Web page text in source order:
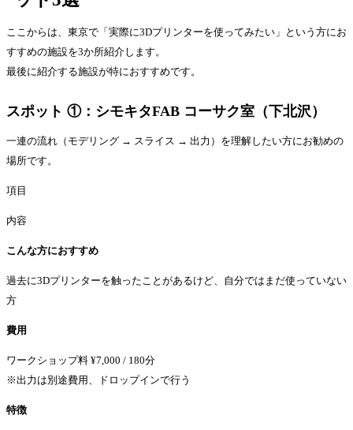
ここからは、東京で「実際に3Dプリンターを使ってみたい」という方にお
すすめの施設を3か所紹介します。
最後に紹介する施設が特におすすめです。
スポット ①：シモキタFAB コーサク室（下北沢）
一連の流れ（モデリング → スライス → 出力）を理解したい方にお勧めの
場所です。
項目
内容
こんな方におすすめ
過去に3Dプリンターを触ったことがあるけど、自分ではまだ使っていない
方
費用
ワークショップ料 ¥7,000 / 180分
※出力は別途費用、ドロップインで行う
特徴